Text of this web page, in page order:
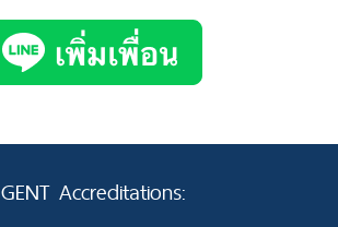
GENT Accreditations: